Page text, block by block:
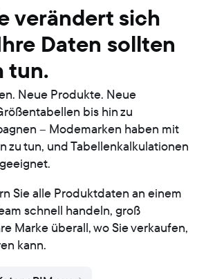
verändert sich
Daten sollten
tun.
Neue Produkte. Neue
bis hin zu
– Modemarken haben mit
zu tun, und Tabellenkalkulationen
Sie alle Produktdaten an einem
schnell handeln, groß
Marke überall, wo Sie verkaufen,
kann.